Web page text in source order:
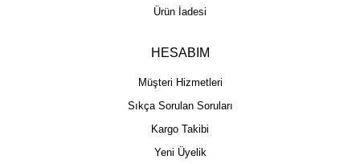
Ürün İadesi
HESABIM
Müşteri Hizmetleri
Sıkça Sorulan Soruları
Kargo Takibi
Yeni Üyelik